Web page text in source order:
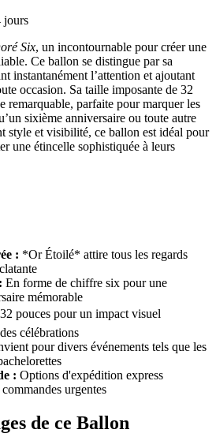
jours
Six, un incontournable pour créer une
Ce ballon se distingue par sa
instantanément l’attention et ajoutant
occasion. Sa taille imposante de 32
remarquable, parfaite pour marquer les
sixième anniversaire ou toute autre
style et visibilité, ce ballon est idéal pour
une étincelle sophistiquée à leurs
: *Or Étoilé* attire tous les regards
En forme de chiffre six pour une
mémorable
32 pouces pour un impact visuel
célébrations
pour divers événements tels que les
: Options d'expédition express
urgentes
de ce Ballon